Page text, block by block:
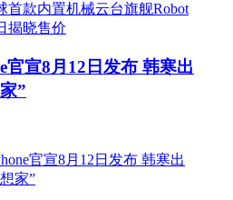
官宣8月12日发布 韩寒出
”